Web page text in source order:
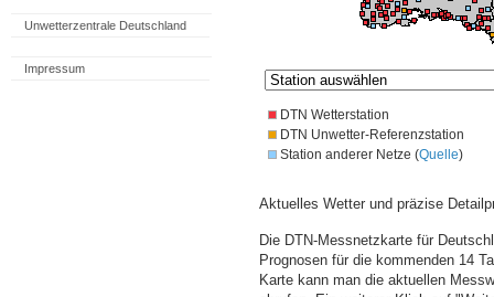
Unwetterzentrale Deutschland
Impressum
DTN Wetterstation
DTN Unwetter-Referenzstation
Station anderer Netze (Quelle)
Aktuelles Wetter und präzise
Die DTN-Messnetzkarte für
Prognosen für die kommenden 14
Karte kann man die aktuellen